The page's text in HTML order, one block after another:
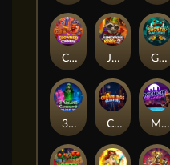
Crowned Corners Junkyard Kings 2 Ghostly Hallows
3 Arcane Cauldrons Crownlings Clusters Midnight Mirage